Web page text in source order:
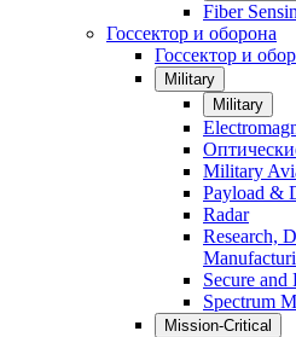
Fiber
Госсектор и оборона
Госсектор и
Military
Military
Military
Payload &
Radar
Research,
Secure
Spectrum
Mission-Critical